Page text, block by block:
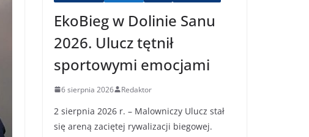
EkoBieg w Dolinie Sanu
2026. Ulucz tętnił
sportowymi emocjami
6 sierpnia 2026 Redaktor
2 sierpnia 2026 r. – Malowniczy Ulucz stał
się areną zaciętej rywalizacji biegowej.